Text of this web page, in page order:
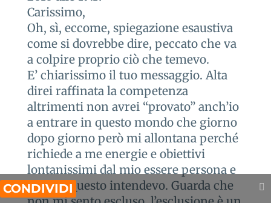
Carissimo,
Oh, sì, eccome, spiegazione esaustiva
come si dovrebbe dire, peccato che va
a colpire proprio ciò che temevo.
E’ chiarissimo il tuo messaggio. Alta
direi raffinata la competenza
altrimenti non avrei “provato” anch’io
a entrare in questo mondo che giorno
dopo giorno però mi allontana perché
richiede a me energie e obiettivi
lontanissimi dal mio essere persona e
artista. Questo intendevo. Guarda che
Share This